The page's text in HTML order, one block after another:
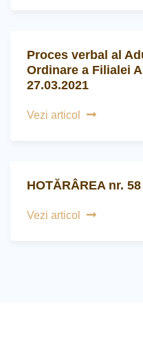
Proces verbal al
Ordinare a Filialei
27.03.2021
Vezi articol
HOTĂRÂREA nr.
Vezi articol